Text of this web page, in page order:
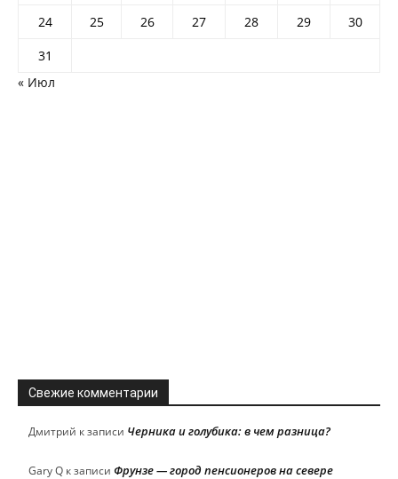
24 25 26 27 28 29
30
31
« Июл
Свежие комментарии
Дмитрий к записи Черника и голубика: в чем разница?
Gary Q к записи Фрунзе — город пенсионеров на севере